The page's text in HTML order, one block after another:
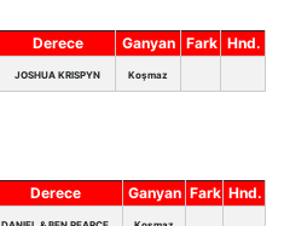
Derece Ganyan Fark Hnd.
JOSHUA KRISPYN Koşmaz
Derece Ganyan Fark Hnd.